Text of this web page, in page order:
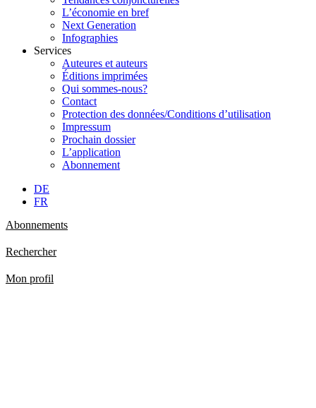
L’économie en bref
Next Generation
Infographies
Services
Auteures et auteurs
Éditions imprimées
Qui sommes-nous?
Contact
Protection des données/Conditions d’utilisation
Impressum
Prochain dossier
L’application
Abonnement
DE
FR
Abonnements
Rechercher
Mon profil